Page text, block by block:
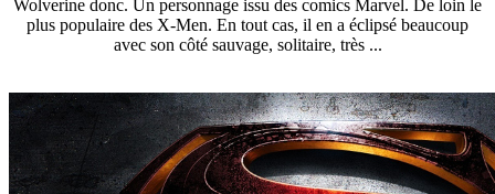
Wolverine donc. Un personnage issu des comics Marvel. De loin le
plus populaire des X-Men. En tout cas, il en a éclipsé beaucoup
avec son côté sauvage, solitaire, très ...